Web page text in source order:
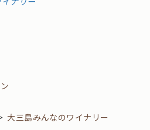
大三島みんなのワイナリー